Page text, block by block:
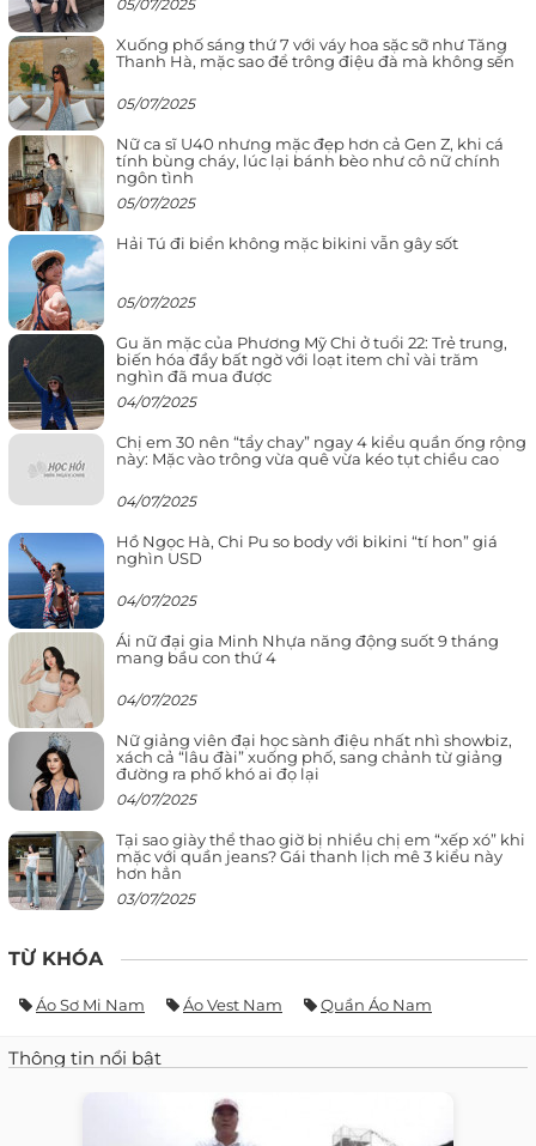
05/07/2025
Xuống phố sáng thứ 7 với váy hoa sặc sỡ như Tăng
Thanh Hà, mặc sao để trông điệu đà mà không sến
05/07/2025
Nữ ca sĩ U40 nhưng mặc đẹp hơn cả Gen Z, khi cá
tính bùng cháy, lúc lại bánh bèo như cô nữ chính
ngôn tình
05/07/2025
Hải Tú đi biển không mặc bikini vẫn gây sốt
05/07/2025
Gu ăn mặc của Phương Mỹ Chi ở tuổi 22: Trẻ trung,
biến hóa đầy bất ngờ với loạt item chỉ vài trăm
nghìn đã mua được
04/07/2025
Chị em 30 nên “tẩy chay” ngay 4 kiểu quần ống rộng
này: Mặc vào trông vừa quê vừa kéo tụt chiều cao
04/07/2025
Hồ Ngọc Hà, Chi Pu so body với bikini “tí hon” giá
nghìn USD
04/07/2025
Ái nữ đại gia Minh Nhựa năng động suốt 9 tháng
mang bầu con thứ 4
04/07/2025
Nữ giảng viên đại học sành điệu nhất nhì showbiz,
xách cả “lâu đài” xuống phố, sang chảnh từ giảng
đường ra phố khó ai đọ lại
04/07/2025
Tại sao giày thể thao giờ bị nhiều chị em “xếp xó” khi
mặc với quần jeans? Gái thanh lịch mê 3 kiểu này
hơn hẳn
03/07/2025
TỪ KHÓA
Áo Sơ Mi Nam Áo Vest Nam Quần Áo Nam
Thông tin nổi bật